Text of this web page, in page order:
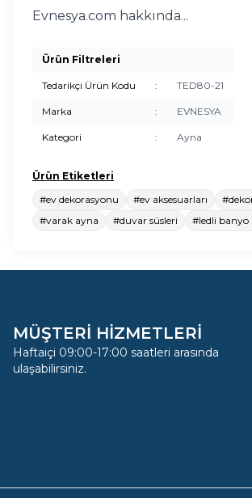
Evnesya.com hakkında...
Ürün Filtreleri
Tedarikçi Ürün Kodu : TED80-21
Marka : EVNESYA
Kategori : Ayna
Ürün Etiketleri
#ev dekorasyonu
#ev aksesuarları
#varak ayna
#duvar süsleri #ledli banyo
MÜŞTERİ HİZMETLERİ
Haftaiçi 09:00-17:00 saatleri arasında
ulaşabilirsiniz.